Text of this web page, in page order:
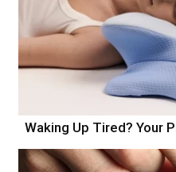
Waking Up Tired? Your